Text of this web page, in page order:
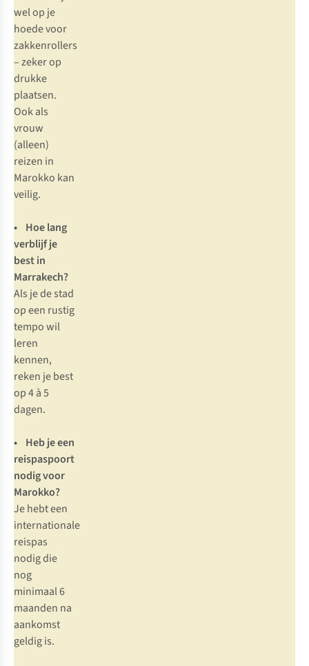
wel op je
hoede voor
zakkenrollers
– zeker op
drukke
plaatsen.
Ook als
vrouw
(alleen)
reizen in
Marokko kan
veilig.
• Hoe lang
verblijf je
best in
Marrakech?
Als je de stad
op een rustig
tempo wil
leren
kennen,
reken je best
op 4 à 5
dagen.
• Heb je een
reispaspoort
nodig voor
Marokko?
Je hebt een
internationale
reispas
nodig die
nog
minimaal 6
maanden na
aankomst
geldig is.